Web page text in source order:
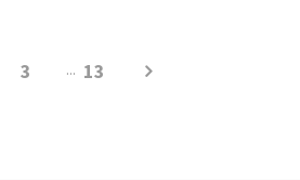
3 ... 13